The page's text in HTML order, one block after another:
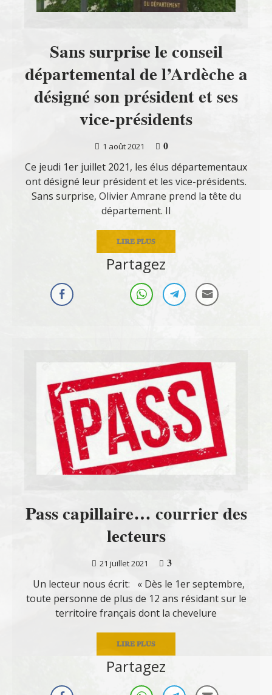
Sans surprise le conseil
départemental de l’Ardèche a
désigné son président et ses
vice-présidents
1 août 2021
0
Ce jeudi 1er juillet 2021, les élus départementaux
ont désigné leur président et les vice-présidents.
Sans surprise, Olivier Amrane prend la tête du
département. Il
LIRE PLUS
Partagez
Pass capillaire… courrier des
lecteurs
21 juillet 2021
3
Un lecteur nous écrit: « Dès le 1er septembre,
toute personne de plus de 12 ans résidant sur le
territoire français dont la chevelure
LIRE PLUS
Partagez